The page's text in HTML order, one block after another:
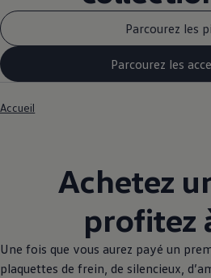
Parcourez les
Parcourez les
Accueil
Achetez
profitez
Une fois que vous aurez payé un
plaquettes de frein, de silencieux,